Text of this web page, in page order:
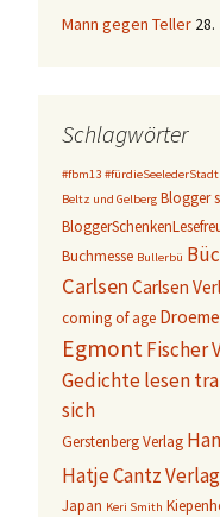
Mann gegen Teller 28.
Schlagwörter
#fbm13 #fürdieSeelederStadt
Beltz und Gelberg Blogger
Buchmesse Bullerbü
Carlsen Carlsen
coming of age
EgmontFischer
Gedichte lesen
sich
Gerstenberg Verlag
Hatje Cantz Verlag
Japan Keri Smith